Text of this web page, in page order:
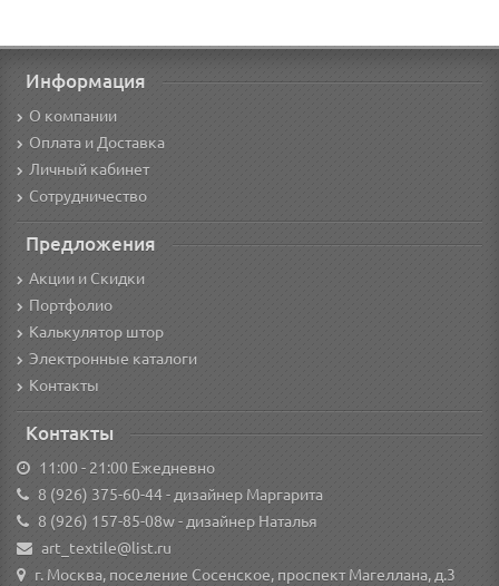
Информация
О компании
Оплата и Доставка
Личный кабинет
Сотрудничество
Предложения
Акции и Скидки
Портфолио
Калькулятор штор
Электронные каталоги
Контакты
Контакты
11:00 - 21:00 Ежедневно
8 (926) 375-60-44- дизайнер Маргарита
8 (926) 157-85-08w- дизайнер Наталья
art_textile@list.ru
г. Москва, поселение Сосенское, проспект Магеллана, д.3